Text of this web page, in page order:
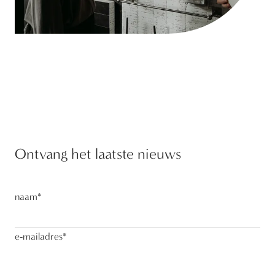
Ontvang het laatste nieuws
naam*
e-mailadres*